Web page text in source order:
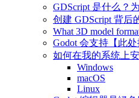
GDScript 是什么？
创建 GDScript 背后
What 3D model
Godot 会支持【此
如何在我的系统上
Windows
macOS
Linux